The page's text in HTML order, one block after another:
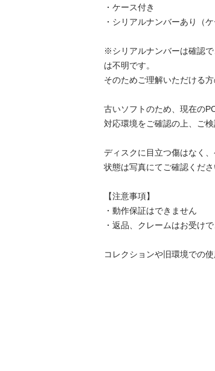
・ケース付き
・シリアルナンバーあり（ケ
※シリアルナンバーは確認で
は不明です。
そのためご理解いただける
古いソフトのため、現在の
対応環境をご確認の上、ご検
ディスクに目立つ傷はなく
状態は写真にてご確認くださ
【注意事項】
・動作保証はできません
・返品、クレームはお受け
コレクションや旧環境での